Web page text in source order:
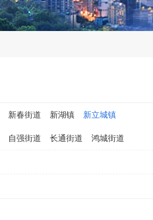
新春街道 新湖镇 新立城镇
自强街道 长通街道 鸿城街道